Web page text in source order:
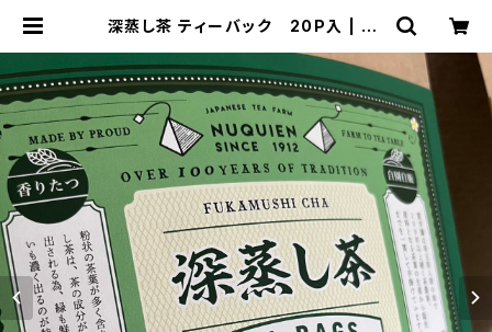
深蒸し茶 ティーバック 20P入 | nu